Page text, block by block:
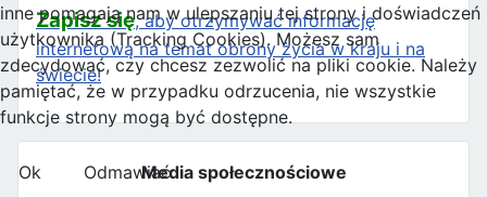
Zapisz się, aby otrzymywać informację
internetową na temat obrony życia w kraju i na
świecie!
Media społecznościowe
inne pomagają nam w ulepszaniu tej strony i doświadczeń
użytkownika (Tracking Cookies). Możesz sam
zdecydować, czy chcesz zezwolić na pliki cookie. Należy
pamiętać, że w przypadku odrzucenia, nie wszystkie
funkcje strony mogą być dostępne.
Ok
Odmawiać